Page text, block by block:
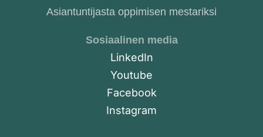
Asiantuntijasta oppimisen mestariksi
Sosiaalinen media
LinkedIn
Youtube
Facebook
Instagram